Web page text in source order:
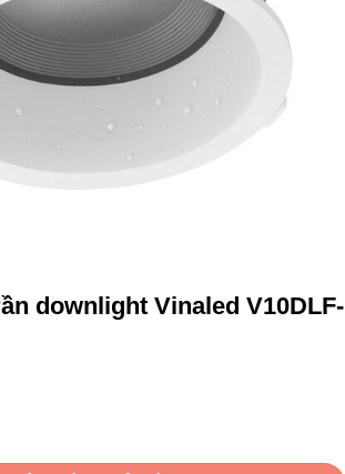
downlight Vinaled V10DLF-
Vinaled V10DLF-9 9W số lượng